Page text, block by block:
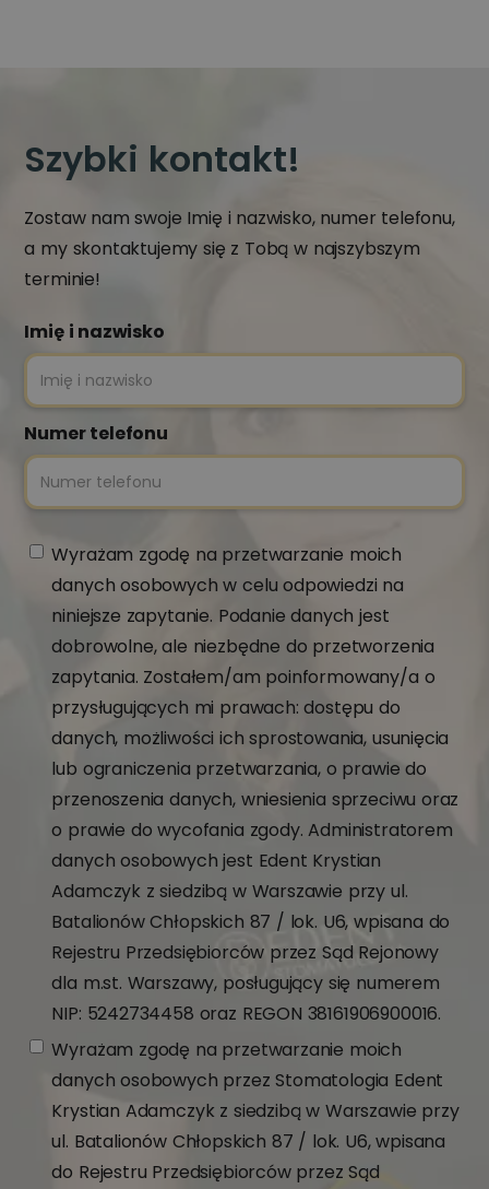
Szybki kontakt!
Zostaw nam swoje Imię i nazwisko, numer telefonu,
a my skontaktujemy się z Tobą w najszybszym
terminie!
Imię i nazwisko
Numer telefonu
Wyrażam zgodę na przetwarzanie moich
danych osobowych w celu odpowiedzi na
niniejsze zapytanie. Podanie danych jest
dobrowolne, ale niezbędne do przetworzenia
zapytania. Zostałem/am poinformowany/a o
przysługujących mi prawach: dostępu do
danych, możliwości ich sprostowania, usunięcia
lub ograniczenia przetwarzania, o prawie do
przenoszenia danych, wniesienia sprzeciwu oraz
o prawie do wycofania zgody. Administratorem
danych osobowych jest Edent Krystian
Adamczyk z siedzibą w Warszawie przy ul.
Batalionów Chłopskich 87 / lok. U6, wpisana do
Rejestru Przedsiębiorców przez Sąd Rejonowy
dla m.st. Warszawy, posługujący się numerem
NIP: 5242734458 oraz REGON 38161906900016.
Wyrażam zgodę na przetwarzanie moich
danych osobowych przez Stomatologia Edent
Krystian Adamczyk z siedzibą w Warszawie przy
ul. Batalionów Chłopskich 87 / lok. U6, wpisana
do Rejestru Przedsiębiorców przez Sąd